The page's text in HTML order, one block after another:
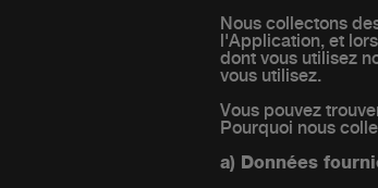
Nous collectons
l'Application, et
dont vous utilisez
vous utilisez.
Vous pouvez
Pourquoi nous
a) Données